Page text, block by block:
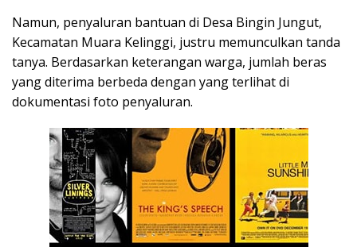
Namun, penyaluran bantuan di Desa Bingin Jungut,
Kecamatan Muara Kelinggi, justru memunculkan tanda
tanya. Berdasarkan keterangan warga, jumlah beras
yang diterima berbeda dengan yang terlihat di
dokumentasi foto penyaluran.